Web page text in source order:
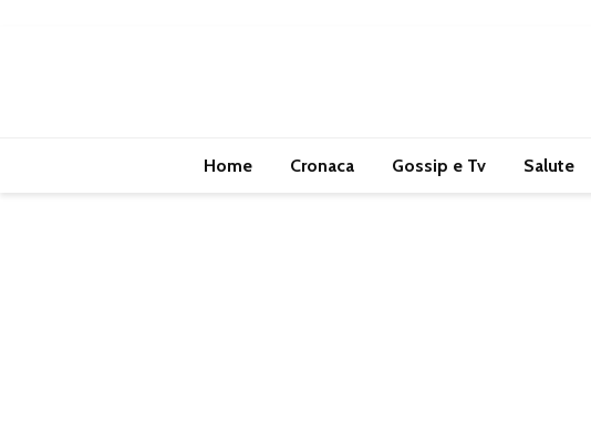
Home Cronaca Gossip e Tv Salute